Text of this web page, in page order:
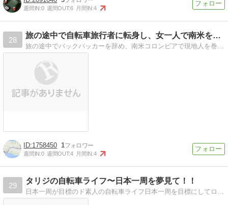
週間IN:0 週間OUT:6 月間IN:4
28
旅の途中で自転車旅行者に転身し、女一人で南米を旅してみる
1758450 1
週間IN:0 週間OUT:4 月間IN:4
29
タリジの自転車ライフ〜日本一周を夢見て！！